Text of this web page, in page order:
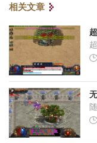
相关文章